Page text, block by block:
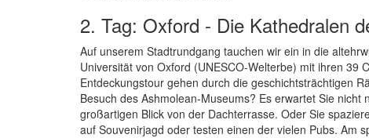
2. Tag: Oxford - Die Kathedralen
Auf unserem Stadtrundgang tauchen wir ein in die
Universität von Oxford (UNESCO-Welterbe) mit ihren 39
Entdeckungstour gehen durch die geschichtsträchtigen
Besuch des Ashmolean-Museums? Es erwartet Sie
großartigen Blick von der Dachterrasse. Oder Sie
auf Souvenirjagd oder testen einen der vielen Pubs. Am